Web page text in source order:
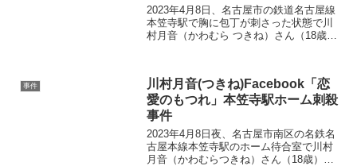
2023年4月8日、名古屋市の鉄道名古屋線
本笠寺駅で胸に包丁が刺さった状態で川
村月音（かわむら つきね）さん（18歳）
職業不詳の南拓哉（みなみ たくや）容疑
者（29歳...
事件
川村月音(つきね)Facebook「恋
愛のもつれ」本笠寺駅ホーム刺殺
事件
2023年4月8日夜、名古屋市南区の名鉄名
古屋本線本笠寺駅のホーム待合室で川村
月音（かわむらつきね）さん（18歳）が